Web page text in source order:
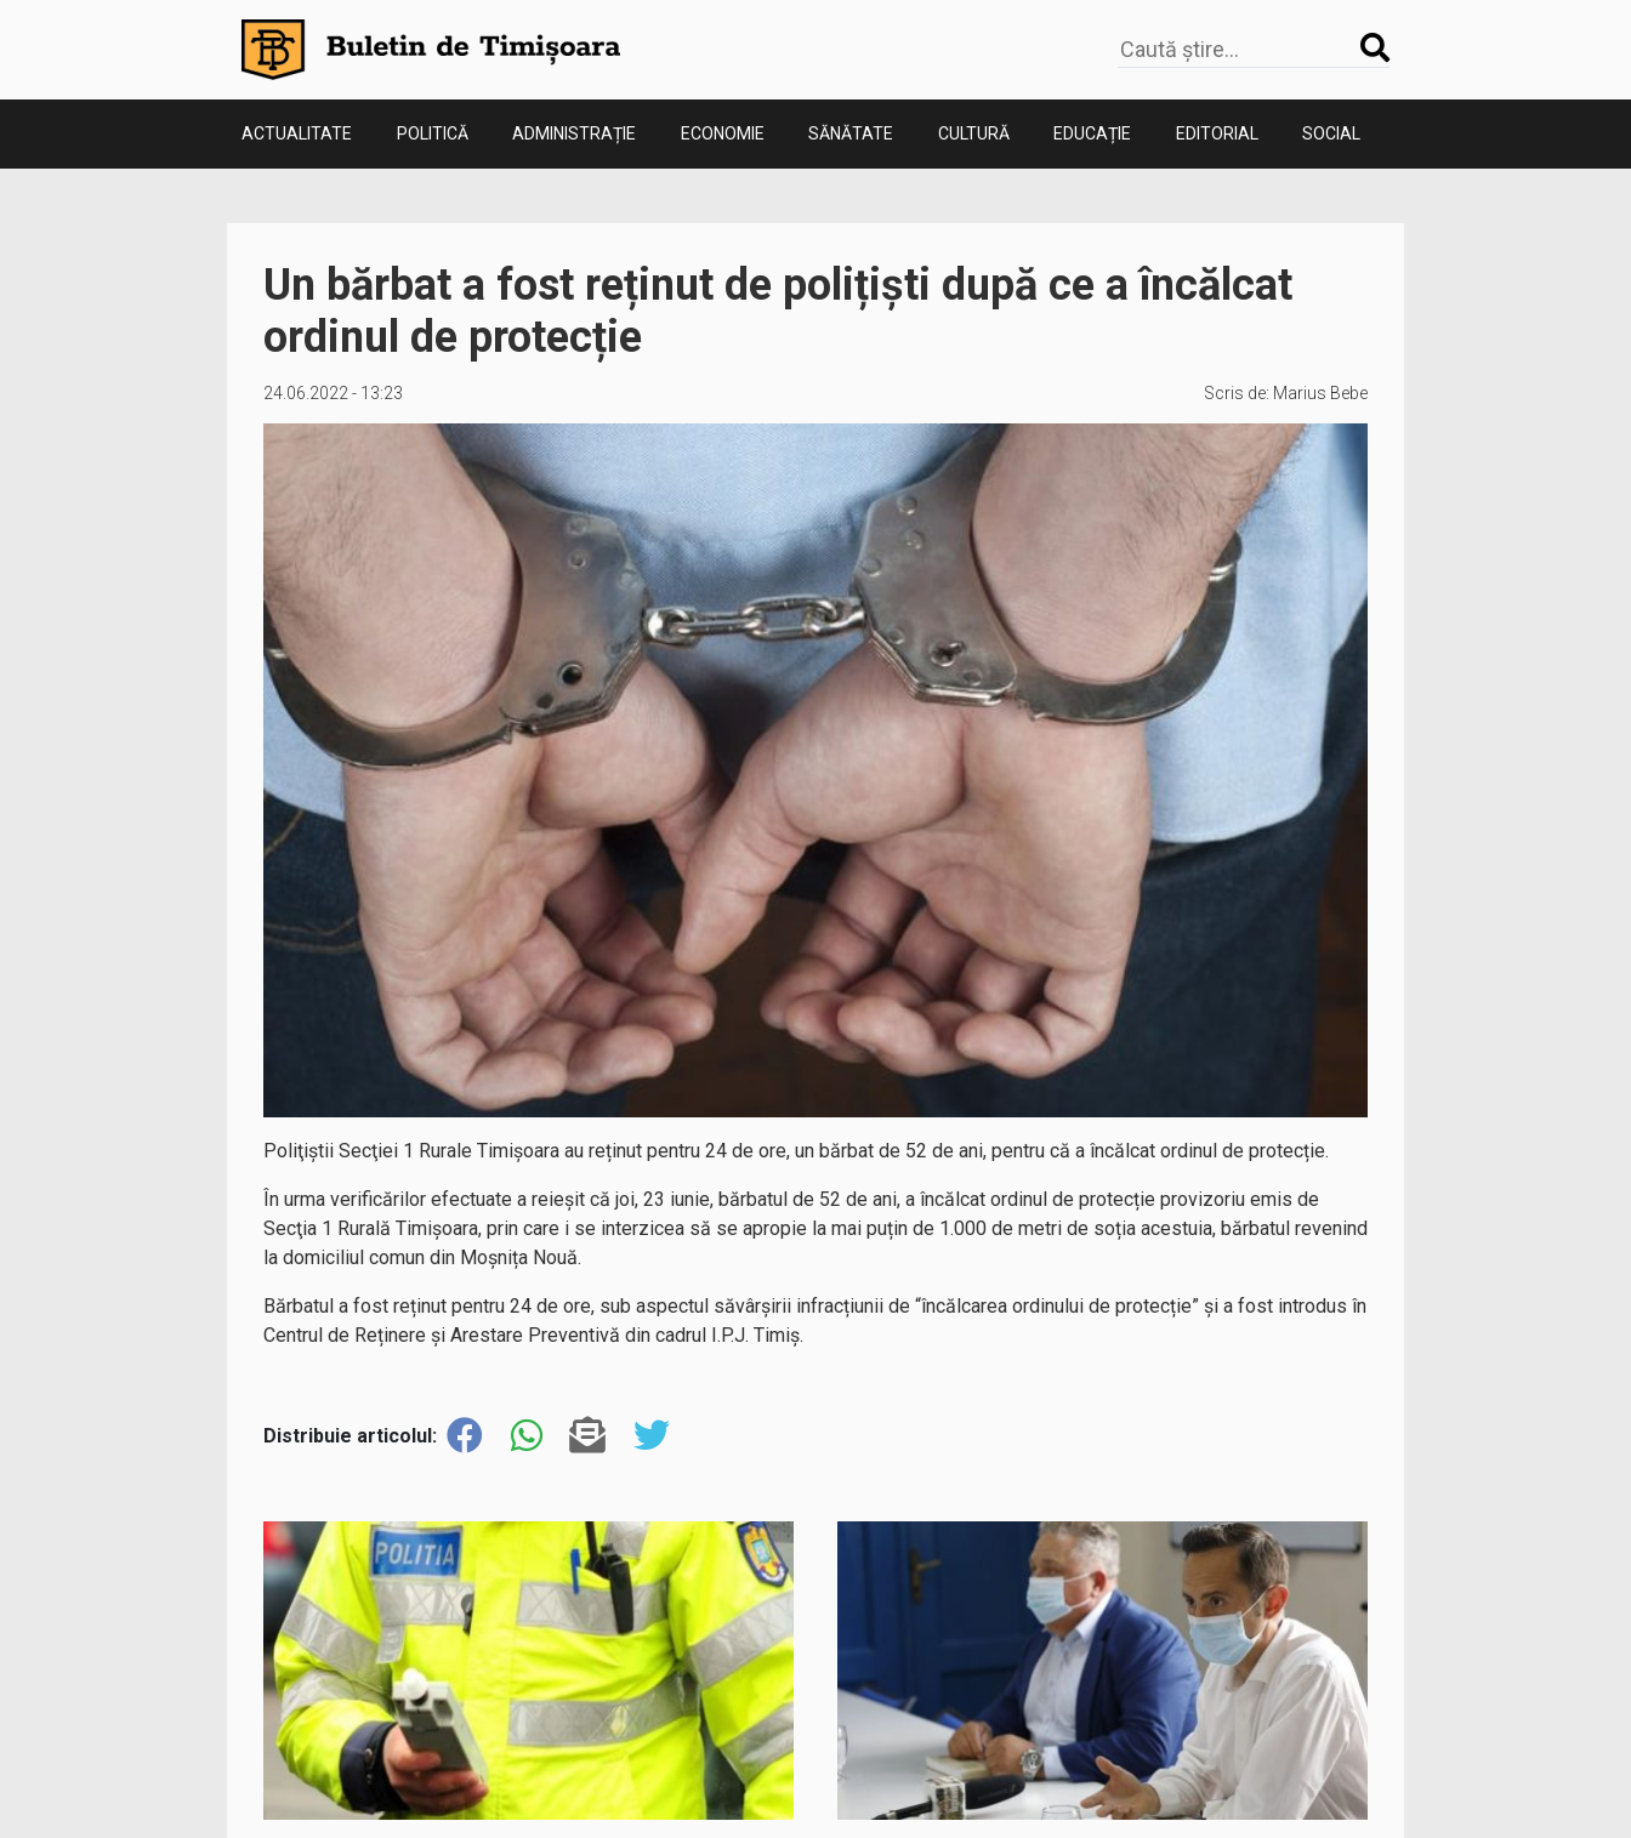
ACTUALITATE POLITICĂ ADMINISTRAȚIE ECONOMIE SĂNĂTATE CULTURĂ EDUCAȚIE EDITORIAL SOCIAL
Un bărbat a fost reținut de polițiști după ce a încălcat
ordinul de protecție
24.06.2022 - 13:23 Scris de: Marius Bebe
Poliţiştii Secţiei 1 Rurale Timișoara au reținut pentru 24 de ore, un bărbat de 52 de ani, pentru că a încălcat ordinul de protecție.
În urma verificărilor efectuate a reieșit că joi, 23 iunie, bărbatul de 52 de ani, a încălcat ordinul de protecție provizoriu emis de
Secţia 1 Rurală Timișoara, prin care i se interzicea să se apropie la mai puțin de 1.000 de metri de soția acestuia, bărbatul revenind
la domiciliul comun din Moșnița Nouă.
Bărbatul a fost reținut pentru 24 de ore, sub aspectul săvârșirii infracțiunii de “încălcarea ordinului de protecție” și a fost introdus în
Centrul de Reținere și Arestare Preventivă din cadrul I.P.J. Timiș.
Distribuie articolul: